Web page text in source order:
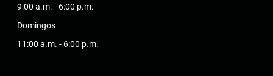
9:00 a.m. - 6:00 p.m.
Domingos
11:00 a.m. - 6:00 p.m.